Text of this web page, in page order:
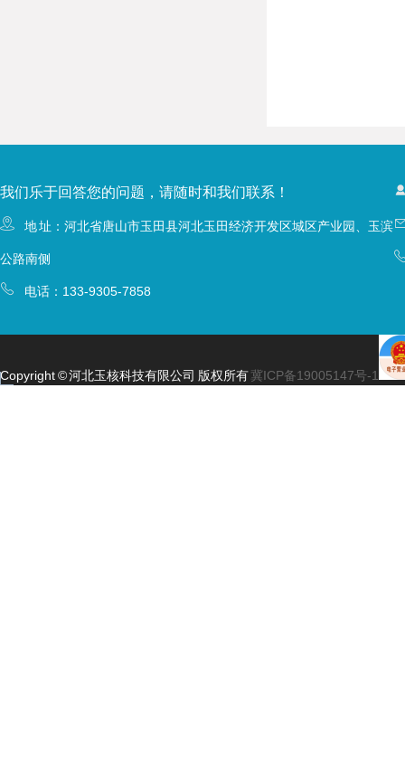
我们乐于回答您的问题，请随时和我们联系！
地 址：河北省唐山市玉田县河北玉田经济开发区城区产业园、玉滨
公路南侧
电话： 133-9305-7858
Copyright © 河北玉核科技有限公司 版权所有冀ICP备19005147号-1